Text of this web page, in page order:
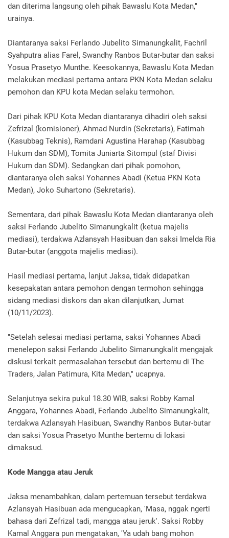
dan diterima langsung oleh pihak Bawaslu Kota Medan,"
urainya.
Diantaranya saksi Ferlando Jubelito Simanungkalit, Fachril
Syahputra alias Farel, Swandhy Ranbos Butar-butar dan saksi
Yosua Prasetyo Munthe. Keesokannya, Bawaslu Kota Medan
melakukan mediasi pertama antara PKN Kota Medan selaku
pemohon dan KPU kota Medan selaku termohon.
Dari pihak KPU Kota Medan diantaranya dihadiri oleh saksi
Zefrizal (komisioner), Ahmad Nurdin (Sekretaris), Fatimah
(Kasubbag Teknis), Ramdani Agustina Harahap (Kasubbag
Hukum dan SDM), Tomita Juniarta Sitompul (staf Divisi
Hukum dan SDM). Sedangkan dari pihak pomohon,
diantaranya oleh saksi Yohannes Abadi (Ketua PKN Kota
Medan), Joko Suhartono (Sekretaris).
Sementara, dari pihak Bawaslu Kota Medan diantaranya oleh
saksi Ferlando Jubelito Simanungkalit (ketua majelis
mediasi), terdakwa Azlansyah Hasibuan dan saksi Imelda Ria
Butar-butar (anggota majelis mediasi).
Hasil mediasi pertama, lanjut Jaksa, tidak didapatkan
kesepakatan antara pemohon dengan termohon sehingga
sidang mediasi diskors dan akan dilanjutkan, Jumat
(10/11/2023).
"Setelah selesai mediasi pertama, saksi Yohannes Abadi
menelepon saksi Ferlando Jubelito Simanungkalit mengajak
diskusi terkait permasalahan tersebut dan bertemu di The
Traders, Jalan Patimura, Kita Medan," ucapnya.
Selanjutnya sekira pukul 18.30 WIB, saksi Robby Kamal
Anggara, Yohannes Abadi, Ferlando Jubelito Simanungkalit,
terdakwa Azlansyah Hasibuan, Swandhy Ranbos Butar-butar
dan saksi Yosua Prasetyo Munthe bertemu di lokasi
dimaksud.
Kode Mangga atau Jeruk
Jaksa menambahkan, dalam pertemuan tersebut terdakwa
Azlansyah Hasibuan ada mengucapkan, 'Masa, nggak ngerti
bahasa dari Zefrizal tadi, mangga atau jeruk'. Saksi Robby
Kamal Anggara pun mengatakan, 'Ya udah bang mohon